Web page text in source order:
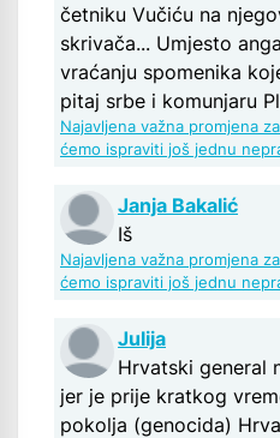
četniku Vučiću na
skrivača... Umjesto
vraćanju spomenika
pitaj srbe i komunjaru
Najavljena važna promjena
ćemo ispraviti još jednu
Janja Bakalić
Iš
Najavljena važna promjena
ćemo ispraviti još jednu
Julija
Hrvatski general
jer je prije kratkog
pokolja (genocida)